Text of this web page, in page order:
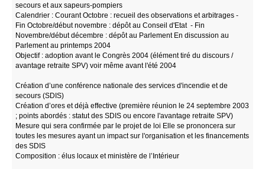
secours et aux sapeurs-pompiers
Calendrier : Courant Octobre : recueil des observations et arbitrages -
Fin Octobre/début novembre : dépôt au Conseil d'Etat - Fin
Novembre/début décembre : dépôt au Parlement En discussion au
Parlement au printemps 2004
Objectif : adoption avant le Congrès 2004 (élément tiré du discours /
avantage retraite SPV) voir même avant l'été 2004
Création d’une conférence nationale des services d'incendie et de
secours (SDIS)
Création d’ores et déjà effective (première réunion le 24 septembre 2003
; points abordés : statut des SDIS ou encore l'avantage retraite SPV)
Mesure qui sera confirmée par le projet de loi Elle se prononcera sur
toutes les mesures ayant un impact sur l'organisation et les financements
des SDIS
Composition : élus locaux et ministère de l’Intérieur